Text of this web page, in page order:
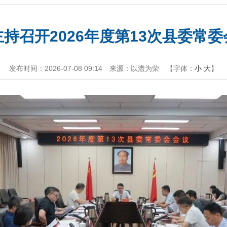
持召开2026年度第13次县委常委
发布时间：2026-07-08 09:14 来源：以澧为荣 【字体： 小 大】